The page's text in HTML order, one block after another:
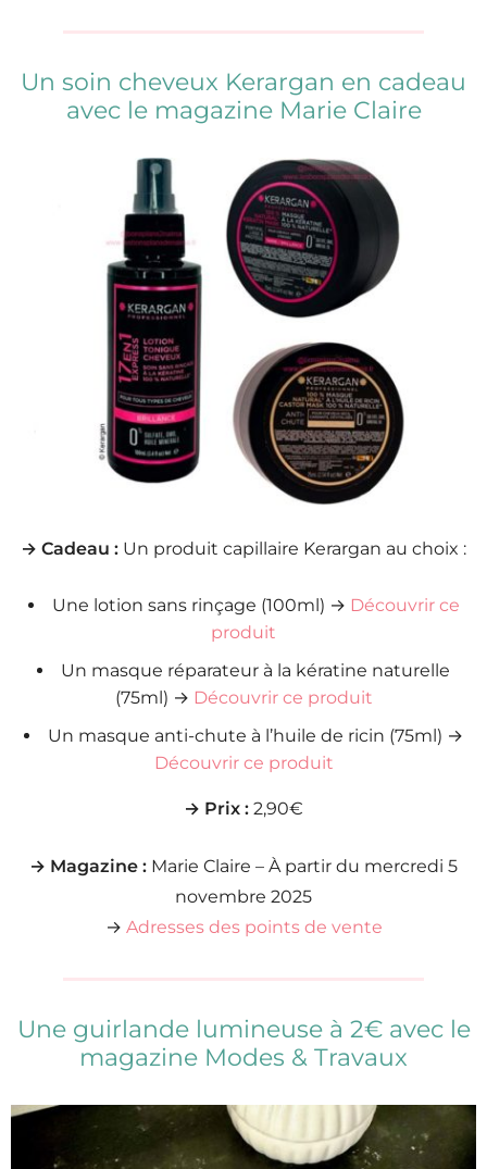
Un soin cheveux Kerargan en cadeau
avec le magazine Marie Claire
→ Cadeau : Un produit capillaire Kerargan au choix :
Une lotion sans rinçage (100ml) → Découvrir ce
produit
Un masque réparateur à la kératine naturelle
(75ml) → Découvrir ce produit
Un masque anti-chute à l’huile de ricin (75ml) →
Découvrir ce produit
→ Prix : 2,90€
→ Magazine : Marie Claire – À partir du mercredi 5
novembre 2025
→ Adresses des points de vente
Une guirlande lumineuse à 2€ avec le
magazine Modes & Travaux